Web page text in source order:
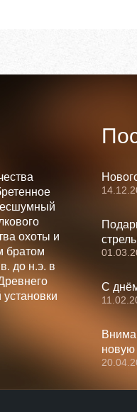
охоты и
братом
до н.э. в
С
новую